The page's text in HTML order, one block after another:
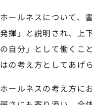
ホールネスについて、
発揮」と説明され、上
の自分」として働くこ
はの考え方としてあげ
ホールネスの考え方に